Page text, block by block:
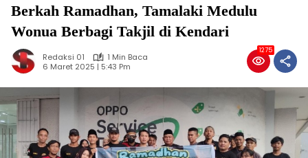
Berkah Ramadhan, Tamalaki Medulu
Wonua Berbagi Takjil di Kendari
Redaksi 01
1 Min Baca
6 Maret 2025 | 5:43 Pm
1275